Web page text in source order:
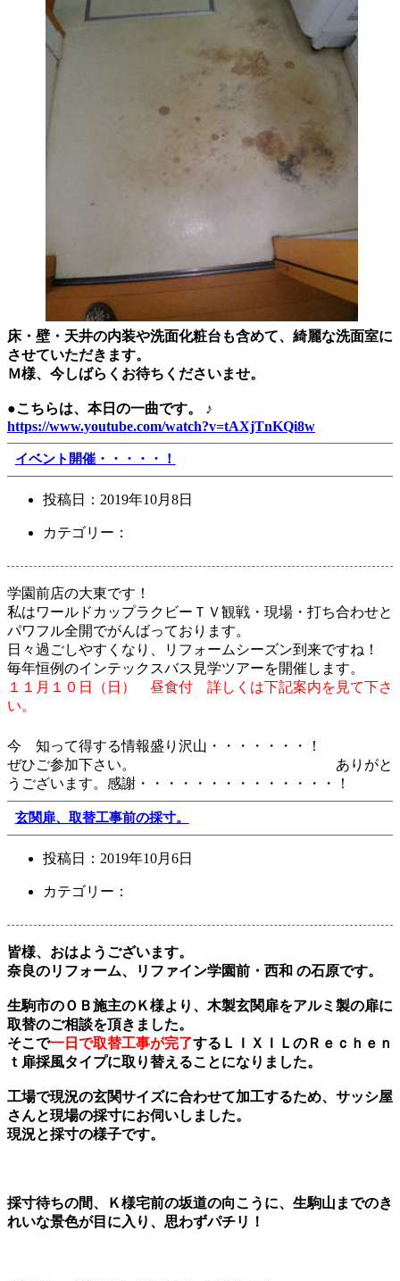
床・壁・天井の内装や洗面化粧台も含めて、綺麗な洗面室に
させていただきます。
Ｍ様、今しばらくお待ちくださいませ。
●こちらは、本日の一曲です。 ♪
https://www.youtube.com/watch?v=tAXjTnKQi8w
イベント開催・・・・・！
投稿日： 2019年10月8日
カテゴリー：
学園前店の大東です！
私はワールドカップラクビーＴＶ観戦・現場・打ち合わせと
パワフル全開でがんばっております。
日々過ごしやすくなり、リフォームシーズン到来ですね！
毎年恒例のインテックスバス見学ツアーを開催します。
１１月１０日（日） 昼食付 詳しくは下記案内を見て下さ
い。
今 知って得する情報盛り沢山・・・・・・・！
ぜひご参加下さい。 ありがと
うございます。感謝・・・・・・・・・・・・・・！
玄関扉、取替工事前の採寸。
投稿日： 2019年10月6日
カテゴリー：
皆様、おはようございます。
奈良のリフォーム、リファイン学園前・西和 の石原です。
生駒市のＯＢ施主のＫ様より、木製玄関扉をアルミ製の扉に
取替のご相談を頂きました。
そこで一日で取替工事が完了するＬＩＸＩＬのＲｅｃｈｅｎ
ｔ扉採風タイプに取り替えることになりました。
工場で現況の玄関サイズに合わせて加工するため、サッシ屋
さんと現場の採寸にお伺いしました。
現況と採寸の様子です。
採寸待ちの間、Ｋ様宅前の坂道の向こうに、生駒山までのき
れいな景色が目に入り、思わずパチリ！